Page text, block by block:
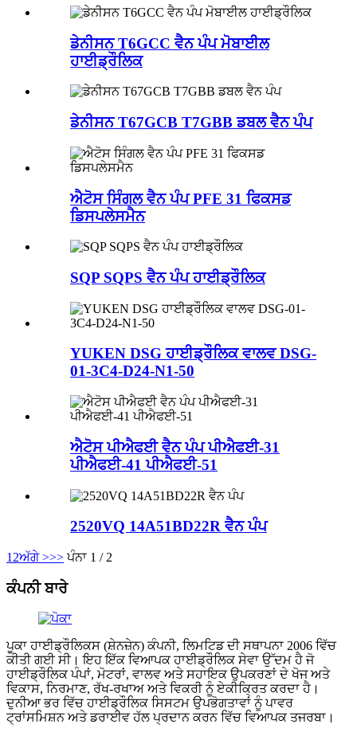
ਡੇਨੀਸਨ T6GCC ਵੈਨ ਪੰਪ ਮੋਬਾਈਲ
ਹਾਈਡ੍ਰੌਲਿਕ
ਡੇਨੀਸਨ T67GCB T7GBB ਡਬਲ ਵੈਨ ਪੰਪ
ਐਟੋਸ ਸਿੰਗਲ ਵੈਨ ਪੰਪ PFE 31 ਫਿਕਸਡ
ਡਿਸਪਲੇਸਮੈਨ
SQP SQPS ਵੈਨ ਪੰਪ ਹਾਈਡ੍ਰੌਲਿਕ
YUKEN DSG ਹਾਈਡ੍ਰੌਲਿਕ ਵਾਲਵ DSG-
01-3C4-D24-N1-50
ਐਟੋਸ ਪੀਐਫਈ ਵੈਨ ਪੰਪ ਪੀਐਫਈ-31
ਪੀਐਫਈ-41 ਪੀਐਫਈ-51
2520VQ 14A51BD22R ਵੈਨ ਪੰਪ
1 2ਅੱਗੇ >>> ਪੰਨਾ 1 / 2
ਕੰਪਨੀ ਬਾਰੇ
ਪੂਕਾ ਹਾਈਡ੍ਰੌਲਿਕਸ (ਸ਼ੇਨਜ਼ੇਨ) ਕੰਪਨੀ, ਲਿਮਟਿਡ ਦੀ ਸਥਾਪਨਾ 2006 ਵਿੱਚ
ਕੀਤੀ ਗਈ ਸੀ। ਇਹ ਇੱਕ ਵਿਆਪਕ ਹਾਈਡ੍ਰੌਲਿਕ ਸੇਵਾ ਉੱਦਮ ਹੈ ਜੋ
ਹਾਈਡ੍ਰੌਲਿਕ ਪੰਪਾਂ, ਮੋਟਰਾਂ, ਵਾਲਵ ਅਤੇ ਸਹਾਇਕ ਉਪਕਰਣਾਂ ਦੇ ਖੋਜ ਅਤੇ
ਵਿਕਾਸ, ਨਿਰਮਾਣ, ਰੱਖ-ਰਖਾਅ ਅਤੇ ਵਿਕਰੀ ਨੂੰ ਏਕੀਕ੍ਰਿਤ ਕਰਦਾ ਹੈ।
ਦੁਨੀਆ ਭਰ ਵਿੱਚ ਹਾਈਡ੍ਰੌਲਿਕ ਸਿਸਟਮ ਉਪਭੋਗਤਾਵਾਂ ਨੂੰ ਪਾਵਰ
ਟ੍ਰਾਂਸਮਿਸ਼ਨ ਅਤੇ ਡਰਾਈਵ ਹੱਲ ਪ੍ਰਦਾਨ ਕਰਨ ਵਿੱਚ ਵਿਆਪਕ ਤਜਰਬਾ।